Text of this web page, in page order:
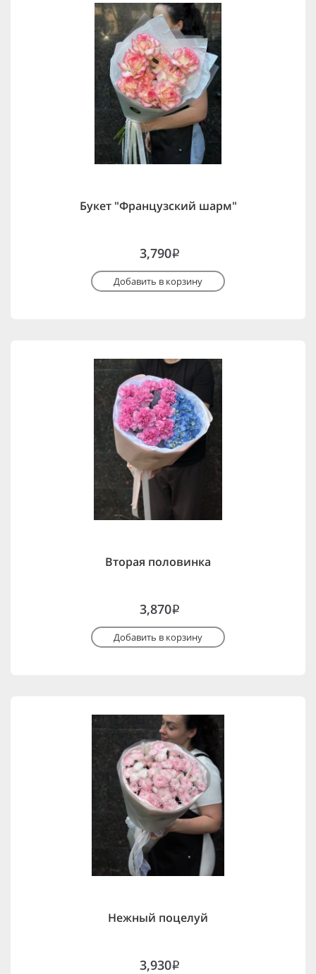
Букет "Французский шарм"
3,790i
Добавить в корзину
Вторая половинка
3,870i
Добавить в корзину
Нежный поцелуй
3,930i